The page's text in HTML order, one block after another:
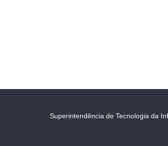
Superintendência de Tecnologia da